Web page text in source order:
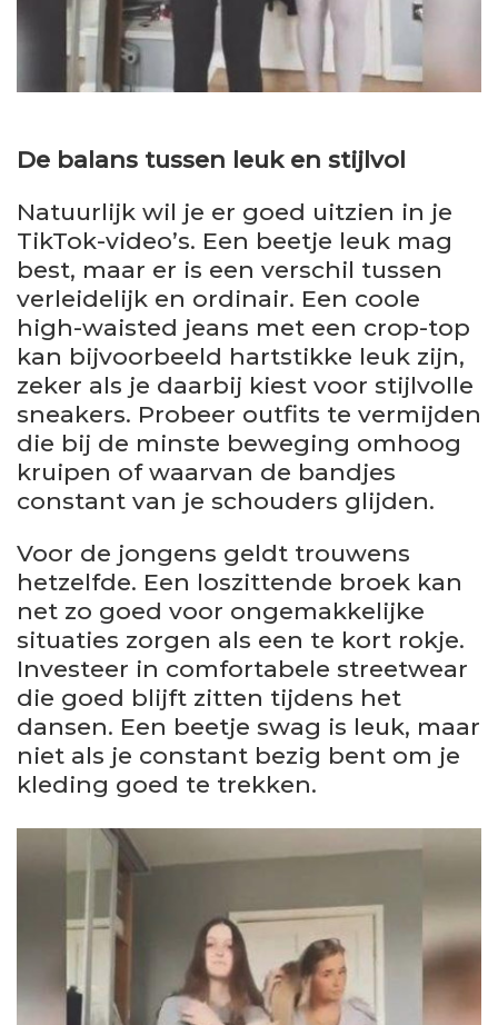
De balans tussen leuk en stijlvol
Natuurlijk wil je er goed uitzien in je
TikTok-video’s. Een beetje leuk mag
best, maar er is een verschil tussen
verleidelijk en ordinair. Een coole
high-waisted jeans met een crop-top
kan bijvoorbeeld hartstikke leuk zijn,
zeker als je daarbij kiest voor stijlvolle
sneakers. Probeer outfits te vermijden
die bij de minste beweging omhoog
kruipen of waarvan de bandjes
constant van je schouders glijden.
Voor de jongens geldt trouwens
hetzelfde. Een loszittende broek kan
net zo goed voor ongemakkelijke
situaties zorgen als een te kort rokje.
Investeer in comfortabele streetwear
die goed blijft zitten tijdens het
dansen. Een beetje swag is leuk, maar
niet als je constant bezig bent om je
kleding goed te trekken.